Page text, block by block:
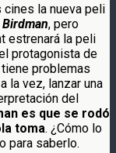
la nueva peli
Birdman, pero
estrenará la peli
protagonista de
problemas
la vez, lanzar una
del
es que se rodó
toma. ¿Cómo lo
para saberlo.